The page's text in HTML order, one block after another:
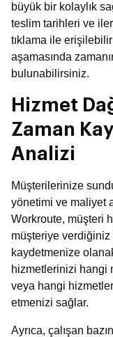
büyük bir kolaylık
teslim tarihleri ve
tıklama ile
aşamasında
bulunabilirsiniz.
Hizmet
Zaman
Analizi
Müşterilerinize
yönetimi ve maliyet
Workroute, müşteri
müşteriye verdiğiniz
kaydetmenize
hizmetlerinizi hangi
veya hangi
etmenizi sağlar.
Ayrıca, çalışan